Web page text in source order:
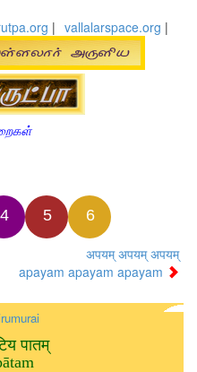
| vallalarspace.org |
4 5 6
अपयम् अपयम् अपयम्
apayam apayam apayam
पातम्